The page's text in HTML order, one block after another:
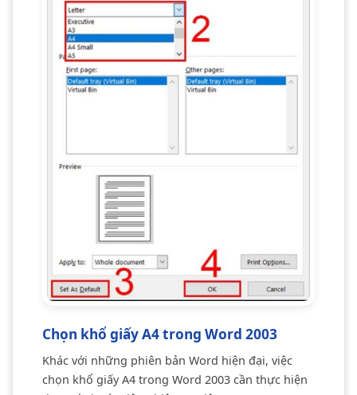
Chọn khổ giấy A4 trong Word 2003
Khác với những phiên bản Word hiện đại, việc
chọn khổ giấy A4 trong Word 2003 cần thực hiện